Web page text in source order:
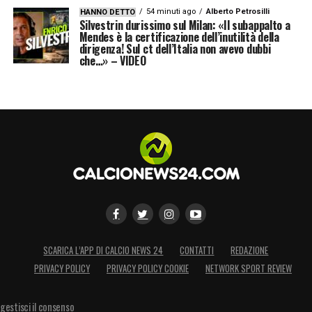
LA PLAYLIST DELLE NOSTRE TOP NEWS
HANNO DETTO 54 minuti ago Alberto Petrosilli
Silvestrin durissimo sul Milan: «Il subappalto a
Mendes è la certificazione dell’inutilità della
dirigenza! Sul ct dell’Italia non avevo dubbi
che…» – VIDEO
SCARICA L’APP DI CALCIO NEWS 24 CONTATTI
REDAZIONE
PRIVACY POLICY
PRIVACY POLICY COOKIE NETWORK SPORT REVIEW
gestisci il consenso